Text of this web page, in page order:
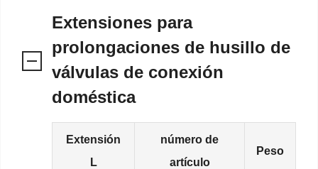
Extensiones para
prolongaciones de husillo de
válvulas de conexión
doméstica
Extensión
L
número de
artículo
Peso